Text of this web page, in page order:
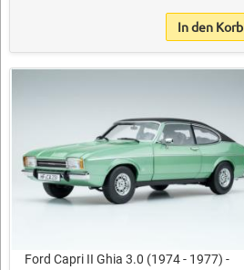
In den Korb
Ford Capri II Ghia 3.0 (1974 - 1977) -